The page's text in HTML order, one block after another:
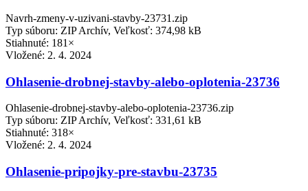
Navrh-zmeny-v-uzivani-stavby-23731.zip
Typ súboru: ZIP Archív, Veľkosť: 374,98 kB
Stiahnuté: 181×
Vložené: 2. 4. 2024
Ohlasenie-drobnej-stavby-alebo-oplotenia-23736
Ohlasenie-drobnej-stavby-alebo-oplotenia-23736.zip
Typ súboru: ZIP Archív, Veľkosť: 331,61 kB
Stiahnuté: 318×
Vložené: 2. 4. 2024
Ohlasenie-pripojky-pre-stavbu-23735